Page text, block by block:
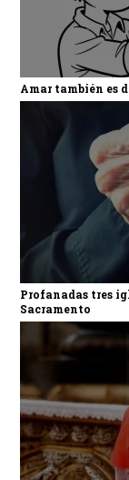
Amar también es
Profanadas tres
Sacramento